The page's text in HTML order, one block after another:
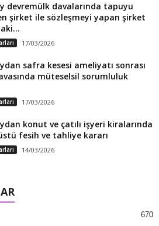
devremülk davalarında tapuyu
şirket ile sözleşmeyi yapan şirket
17/03/2026
safra kesesi ameliyatı sonrası
müteselsil sorumluluk
17/03/2026
konut ve çatılı işyeri kiralarında
fesih ve tahliye kararı
14/03/2026
670